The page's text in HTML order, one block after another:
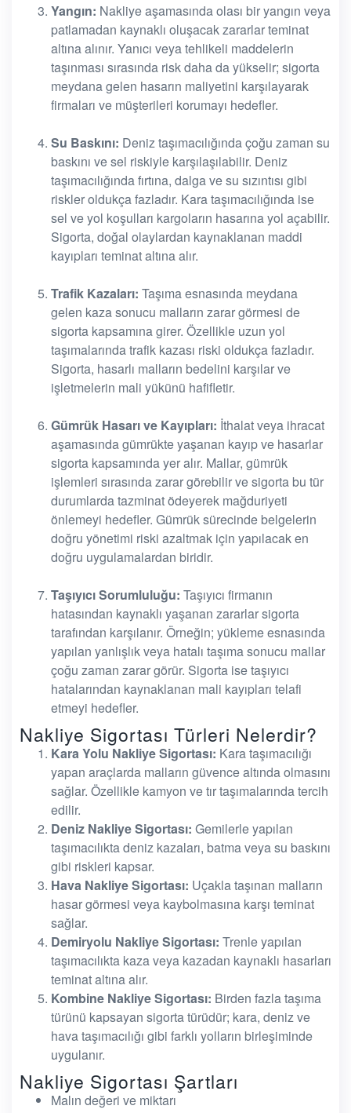
Yangın: Nakliye aşamasında olası bir yangın veya
patlamadan kaynaklı oluşacak zararlar teminat
altına alınır. Yanıcı veya tehlikeli maddelerin
taşınması sırasında risk daha da yükselir; sigorta
meydana gelen hasarın maliyetini karşılayarak
firmaları ve müşterileri korumayı hedefler.
Su Baskını: Deniz taşımacılığında çoğu zaman su
baskını ve sel riskiyle karşılaşılabilir. Deniz
taşımacılığında fırtına, dalga ve su sızıntısı gibi
riskler oldukça fazladır. Kara taşımacılığında ise
sel ve yol koşulları kargoların hasarına yol açabilir.
Sigorta, doğal olaylardan kaynaklanan maddi
kayıpları teminat altına alır.
Trafik Kazaları: Taşıma esnasında meydana
gelen kaza sonucu malların zarar görmesi de
sigorta kapsamına girer. Özellikle uzun yol
taşımalarında trafik kazası riski oldukça fazladır.
Sigorta, hasarlı malların bedelini karşılar ve
işletmelerin mali yükünü hafifletir.
Gümrük Hasarı ve Kayıpları: İthalat veya ihracat
aşamasında gümrükte yaşanan kayıp ve hasarlar
sigorta kapsamında yer alır. Mallar, gümrük
işlemleri sırasında zarar görebilir ve sigorta bu tür
durumlarda tazminat ödeyerek mağduriyeti
önlemeyi hedefler. Gümrük sürecinde belgelerin
doğru yönetimi riski azaltmak için yapılacak en
doğru uygulamalardan biridir.
Taşıyıcı Sorumluluğu: Taşıyıcı firmanın
hatasından kaynaklı yaşanan zararlar sigorta
tarafından karşılanır. Örneğin; yükleme esnasında
yapılan yanlışlık veya hatalı taşıma sonucu mallar
çoğu zaman zarar görür. Sigorta ise taşıyıcı
hatalarından kaynaklanan mali kayıpları telafi
etmeyi hedefler.
Nakliye Sigortası Türleri Nelerdir?
Kara Yolu Nakliye Sigortası: Kara taşımacılığı
yapan araçlarda malların güvence altında olmasını
sağlar. Özellikle kamyon ve tır taşımalarında tercih
edilir.
Deniz Nakliye Sigortası: Gemilerle yapılan
taşımacılıkta deniz kazaları, batma veya su baskını
gibi riskleri kapsar.
Hava Nakliye Sigortası: Uçakla taşınan malların
hasar görmesi veya kaybolmasına karşı teminat
sağlar.
Demiryolu Nakliye Sigortası: Trenle yapılan
taşımacılıkta kaza veya kazadan kaynaklı hasarları
teminat altına alır.
Kombine Nakliye Sigortası: Birden fazla taşıma
türünü kapsayan sigorta türüdür; kara, deniz ve
hava taşımacılığı gibi farklı yolların birleşiminde
uygulanır.
Nakliye Sigortası Şartları
Malın değeri ve miktarı